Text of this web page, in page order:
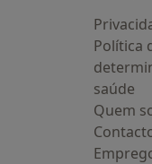
Política
saúde
Quem